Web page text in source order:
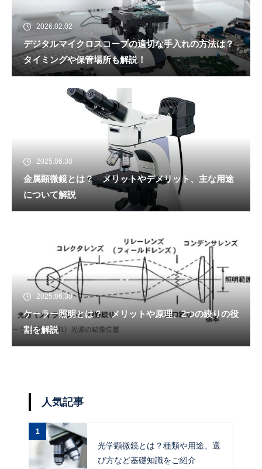
2026.02.02
デジタルマイクロスコープの適切な手入れの方法は？
タイミングや保管場所も解説！
2025.06.30
金属顕微鏡とは？ メリットやデメリット、主な用途
について解説
2025.06.30
ケーラー照明とは？ メリットや原理、2つの絞りの役
割を解説
人気記事
1
光学顕微鏡とは？種類や用途、選
び方など基礎知識をご紹介